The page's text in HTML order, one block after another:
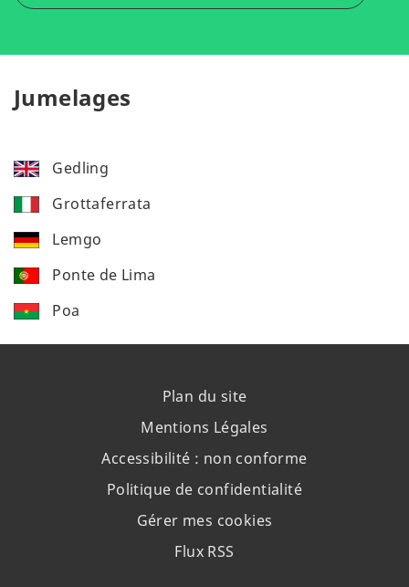
Jumelages
Gedling
Grottaferrata
Lemgo
Ponte de Lima
Poa
Plan du site
Mentions Légales
Accessibilité : non conforme
Politique de confidentialité
Gérer mes cookies
Flux RSS